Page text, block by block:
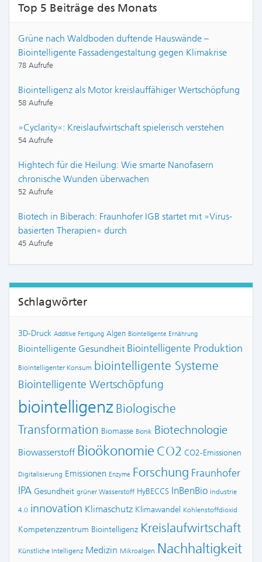
Top 5 Beiträge des Monats
Grüne nach Waldboden duftende Hauswände –
Biointelligente Fassadengestaltung gegen Klimakrise
78 Aufrufe
Biointelligenz als Motor kreislauffähiger Wertschöpfung
58 Aufrufe
»Cyclarity«: Kreislaufwirtschaft spielerisch verstehen
54 Aufrufe
Hightech für die Heilung: Wie smarte Nanofasern
chronische Wunden überwachen
52 Aufrufe
Biotech in Biberach: Fraunhofer IGB startet mit »Virus-
basierten Therapien« durch
45 Aufrufe
Schlagwörter
3D-Druck Additive Fertigung Algen Biointelligente Ernährung
Biointelligente Gesundheit Biointelligente Produktion
Biointelligenter Konsum biointelligente Systeme
Biointelligente Wertschöpfung
biointelligenz Biologische
Transformation Biomasse Bionik Biotechnologie
Biowasserstoff Bioökonomie CO2 CO2-Emissionen
Digitalisierung Emissionen Enzyme Forschung Fraunhofer
IPA Gesundheit grüner Wasserstoff HyBECCS InBenBio Industrie
4.0 innovation Klimaschutz Klimawandel Kohlenstoffdioxid
Kompetenzzentrum Biointelligenz Kreislaufwirtschaft
Künstliche Intelligenz Medizin Mikroalgen Nachhaltigkeit